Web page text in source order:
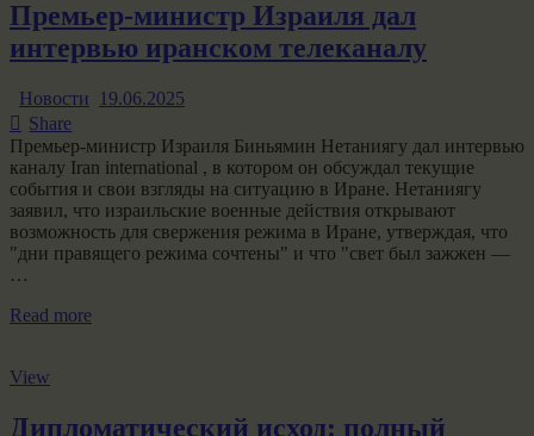
Премьер-министр Израиля дал
интервью иранском телеканалу
Новости
19.06.2025
Share
Премьер-министр Израиля Биньямин Нетаниягу дал интервью
каналу Iran international , в котором он обсуждал текущие
события и свои взгляды на ситуацию в Иране. Нетаниягу
заявил, что израильские военные действия открывают
возможность для свержения режима в Иране, утверждая, что
"дни правящего режима сочтены" и что "свет был зажжен —
…
Read more
View
Дипломатический исход: полный